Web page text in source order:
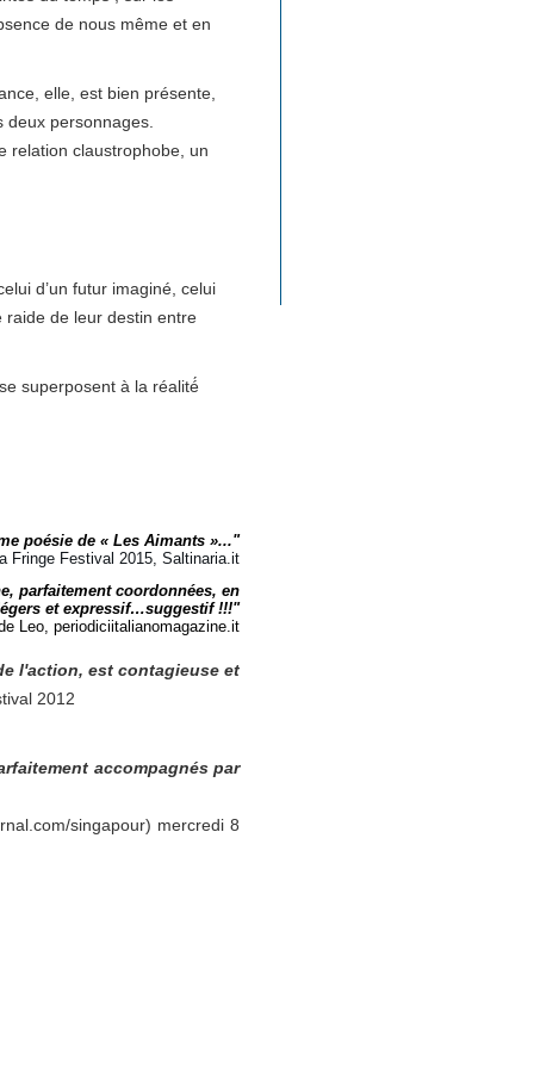
de nous même et en
elle, est bien présente,
personnages.
relation claustrophobe, un
d’un futur imaginé, celui
raide de leur destin entre
superposent à la réalité́
poésie de « Les Aimants »..."
Fringe Festival 2015, Saltinaria.it
parfaitement coordonnées, en
et expressif…suggestif !!!"
Leo, periodiciitalianomagazine.it
l'action, est contagieuse et
2012
accompagnés par
singapour) mercredi 8